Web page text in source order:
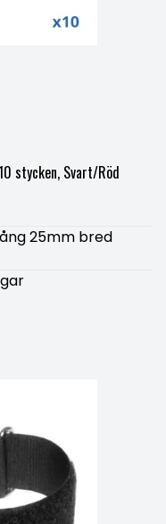
stycken, Svart/Röd
25mm bred